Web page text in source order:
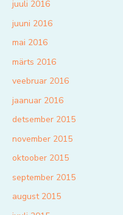
juuli 2016
juuni 2016
mai 2016
märts 2016
veebruar 2016
jaanuar 2016
detsember 2015
november 2015
oktoober 2015
september 2015
august 2015